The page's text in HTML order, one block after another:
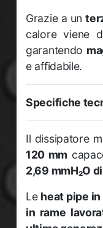
Grazie a un
calore viene
garantendo
e affidabile.
Specifiche
Il dissipatore
120 mm
2,69 mmH₂O
Le heat pipe in
in rame